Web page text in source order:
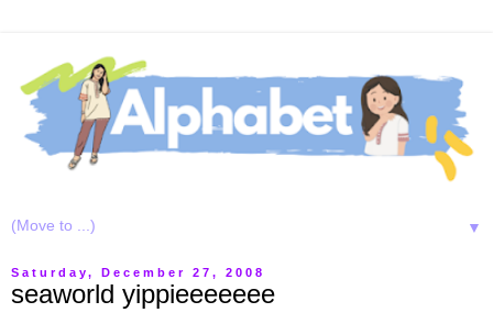
▼
Saturday, December 27, 2008
seaworld yippieeeeeee